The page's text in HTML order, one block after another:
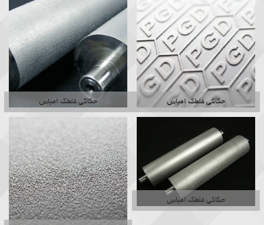
حکاکی غلطک امباس حکاکی غلطک امباس
حکاکی غلطک امباس